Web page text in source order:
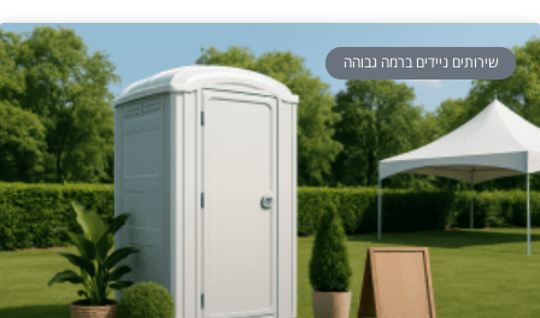
שירותים ניידים ברמה גבוהה